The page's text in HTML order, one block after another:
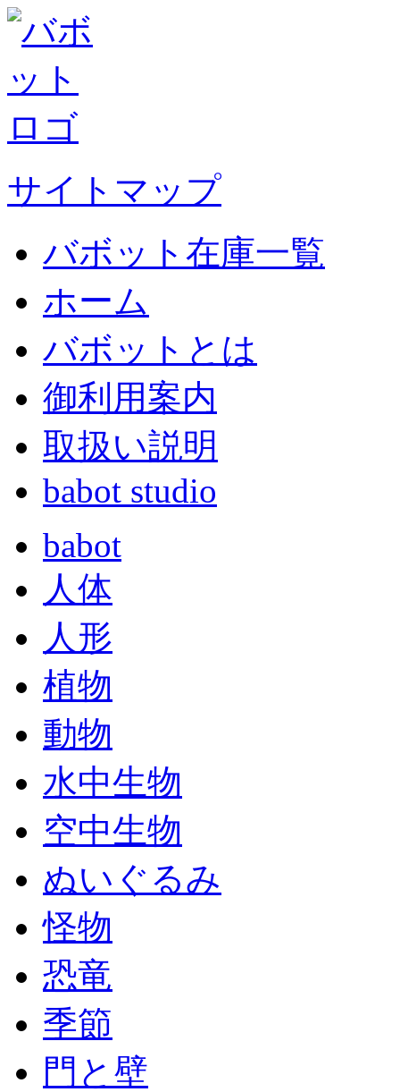
サイトマップ
バボット在庫一覧
ホーム
バボットとは
御利用案内
取扱い説明
babot studio
babot
人体
人形
植物
動物
水中生物
空中生物
ぬいぐるみ
怪物
恐竜
季節
門と壁